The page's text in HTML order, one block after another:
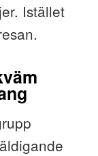
Istället